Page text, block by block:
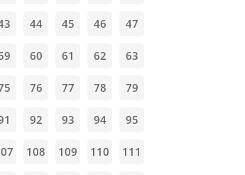
44 45 46 47
60 61 62 63
76 77 78 79
92 93 94 95
108 109 110 111